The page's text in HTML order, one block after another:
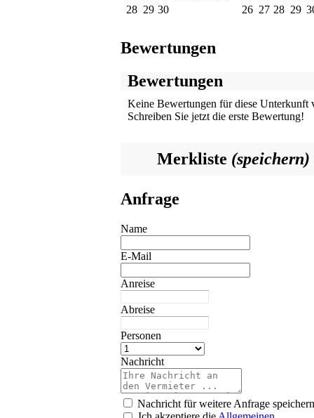
28 29 30
26 27 28 29
Bewertungen
Bewertungen
Keine Bewertungen für diese Unterkunft
Schreiben Sie jetzt die erste Bewertung!
Merkliste (speichern)
Anfrage
Name
E-Mail
Anreise
Abreise
Personen
Nachricht
Nachricht für weitere Anfrage speichern